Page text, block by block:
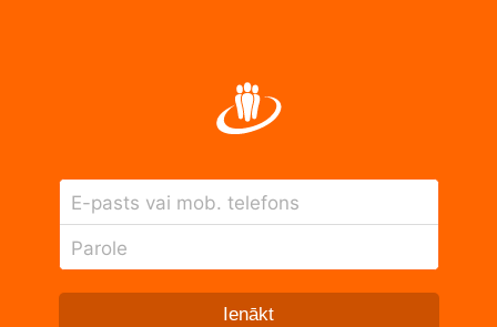
E-pasts vai mob. telefons
Parole
Ienākt